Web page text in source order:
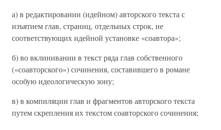
а) в редактировании (идейном) авторского текста с
изъятием глав, страниц, отдельных строк, не
соответствующих идейной установке «соавтора»;
б) во вклинивании в текст ряда глав собственного
(«соавторского») сочинения, составившего в романе
особую идеологическую зону;
в) в компиляции глав и фрагментов авторского текста
путем скрепления их текстом соавторского сочинения;